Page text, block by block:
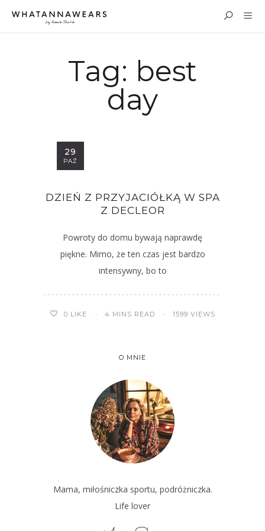
Tag: best
day
29
PAŹ
DZIEŃ Z PRZYJACIÓŁKĄ W SPA
Z DECLEOR
Powroty do domu bywają naprawdę
piękne. Mimo, że ten czas jest bardzo
intensywny, bo to
0 LIKE 4 MINS READ 1599 VIEWS
O MNIE
Mama, miłośniczka sportu, podróżniczka.
Life lover